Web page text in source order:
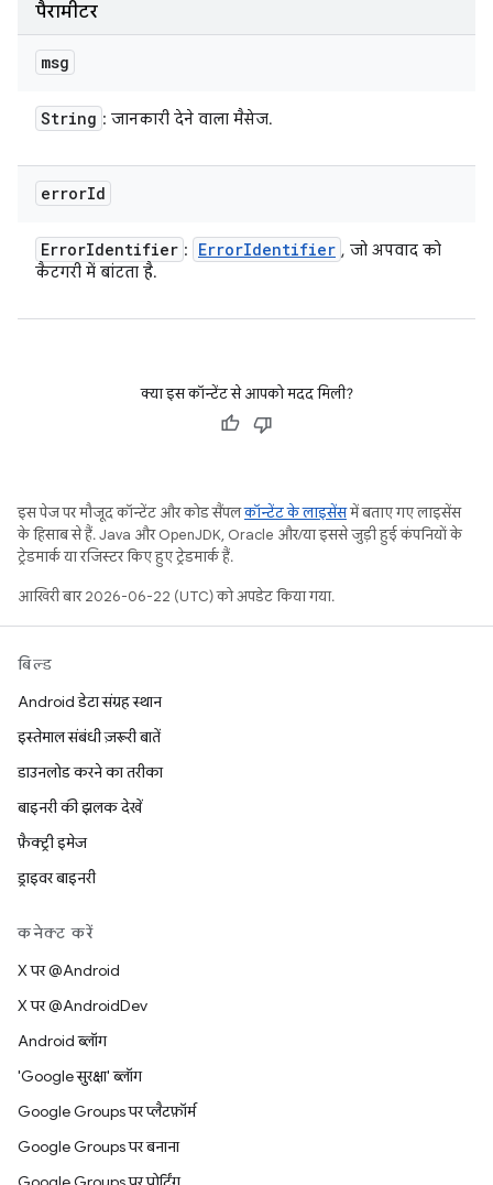
पैरामीटर
msg
String : जानकारी देने वाला मैसेज.
errorId
ErrorIdentifier : ErrorIdentifier , जो अपवाद को
कैटगरी में बांटता है.
क्या इस कॉन्टेंट से आपको मदद मिली?
इस पेज पर मौजूद कॉन्टेंट और कोड सैंपलकॉन्टेंट के लाइसेंसमें बताए गए लाइसेंस
के हिसाब से हैं. Java और OpenJDK, Oracle और/या इससे जुड़ी हुई कंपनियों के
ट्रेडमार्क या रजिस्टर किए हुए ट्रेडमार्क हैं.
आखिरी बार 2026-06-22 (UTC) को अपडेट किया गया.
बिल्ड
Android डेटा संग्रह स्थान
इस्तेमाल संबंधी ज़रूरी बातें
डाउनलोड करने का तरीका
बाइनरी की झलक देखें
फ़ैक्ट्री इमेज
ड्राइवर बाइनरी
कनेक्ट करें
X पर @Android
X पर @AndroidDev
Android ब्लॉग
'Google सुरक्षा' ब्लॉग
Google Groups पर प्लैटफ़ॉर्म
Google Groups पर बनाना